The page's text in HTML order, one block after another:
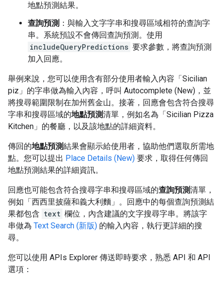
地點預測結果。
查詢預測 ：與輸入文字字串和搜尋區域相符的查詢字
串。系統預設不會傳回查詢預測。使用
includeQueryPredictions 要求參數，將查詢預測
加入回應。
舉例來說，您可以使用含有部分使用者輸入內容「Sicilian
piz」的字串做為輸入內容，呼叫 Autocomplete (New)，並
將搜尋範圍限制在加州舊金山。接著，回應會包含符合搜尋
字串和搜尋區域的地點預測清單，例如名為「Sicilian Pizza
Kitchen」的餐廳，以及該地點的詳細資料。
傳回的地點預測結果會顯示給使用者，協助他們選取所需地
點。您可以提出 Place Details (New) 要求，取得任何傳回
地點預測結果的詳細資訊。
回應也可能包含符合搜尋字串和搜尋區域的查詢預測清單，
例如「西西里披薩和義大利麵」。回應中的每個查詢預測結
果都包含 text 欄位，內含建議的文字搜尋字串。將該字
串做為 Text Search (新版) 的輸入內容，執行更詳細的搜
尋。
您可以使用 APIs Explorer 傳送即時要求，熟悉 API 和 API
選項：